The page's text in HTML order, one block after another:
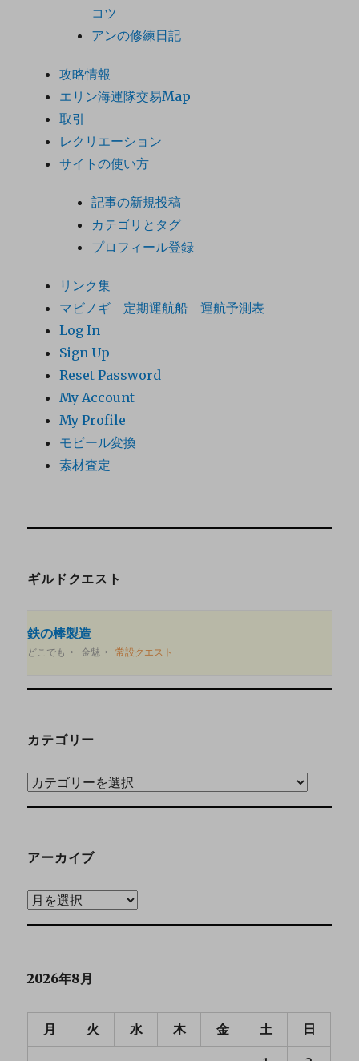
コツ
アンの修練日記
攻略情報
エリン海運隊交易Map
取引
レクリエーション
サイトの使い方
記事の新規投稿
カテゴリとタグ
プロフィール登録
リンク集
マビノギ 定期運航船 運航予測表
Log In
Sign Up
Reset Password
My Account
My Profile
モビール変換
素材査定
ギルドクエスト
鉄の棒製造
どこでも 金魅 常設クエスト
カテゴリー
アーカイブ
2026年8月
月 火 水 木 金 土 日